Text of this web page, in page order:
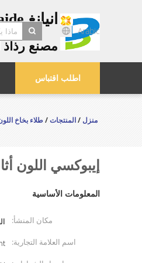
انيانغ Baide الجميلة الكيميائية المحدودة.
مصنع رذاذ
search
Arabic
اطلب اقتباس
منزل/المنتجات/طلاء بخاخ
إيبوكسي اللون
المعلومات الأساسية
مكان المنشأ:
اسم العلامة التجارية: